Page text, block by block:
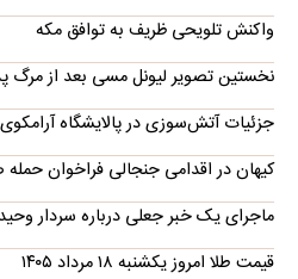
واکنش تلویحی ظریف به توافق مکه
نخستین تصویر لیونل مسی بعد از مرگ
جزئیات آتش‌سوزی در پالایشگاه
کیهان در اقدامی جنجالی فراخوان حمله
ماجرای یک خبر جعلی درباره سردار
قیمت طلا امروز یکشنبه ۱۸ مرداد ۱۴۰۵